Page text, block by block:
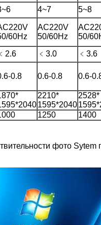
4~7 5~8
60Hz
AC220V
50/60Hz
50/
﹤3.0 ﹤3.6
0.8 0.6-0.8 0.6-
2210*
1595*2040
2528*
1250 1400
фото